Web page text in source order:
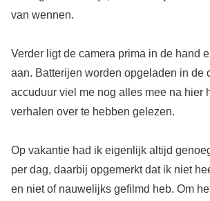
van wennen.
Verder ligt de camera prima in de hand
aan. Batterijen worden opgeladen in de
accuduur viel me nog alles mee na hier
verhalen over te hebben gelezen.
Op vakantie had ik eigenlijk altijd
per dag, daarbij opgemerkt dat ik niet
en niet of nauwelijks gefilmd heb. Om